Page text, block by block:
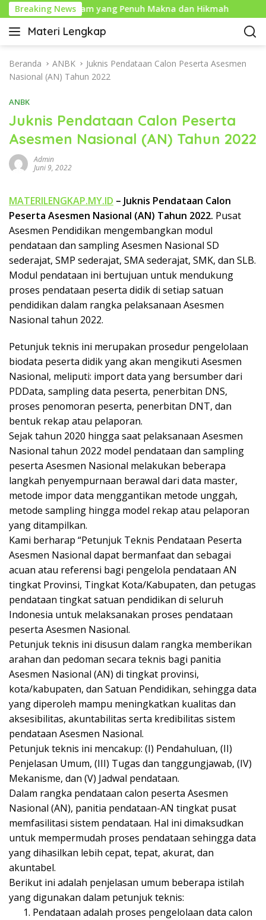
a
Breaking News
Baru Islam yang Penuh Makna dan Hikmah
Materi Lengkap
I
f
o
e
n
d
i
i
n
L
e
n
g
k
a
p
Beranda ANBK
Juknis Pendataan Calon Peserta Asesmen
Nasional (AN) Tahun 2022
ANBK
Juknis Pendataan Calon Peserta
Asesmen Nasional (AN) Tahun 2022
Admin
Juni 9, 2022
MATERILENGKAP.MY.ID – Juknis Pendataan Calon
Peserta Asesmen Nasional (AN) Tahun 2022. Pusat
Asesmen Pendidikan mengembangkan modul
pendataan dan sampling Asesmen Nasional SD
sederajat, SMP sederajat, SMA sederajat, SMK, dan SLB.
Modul pendataan ini bertujuan untuk mendukung
proses pendataan peserta didik di setiap satuan
pendidikan dalam rangka pelaksanaan Asesmen
Nasional tahun 2022.
Petunjuk teknis ini merupakan prosedur pengelolaan
biodata peserta didik yang akan mengikuti Asesmen
Nasional, meliputi: import data yang bersumber dari
PDData, sampling data peserta, penerbitan DNS,
proses penomoran peserta, penerbitan DNT, dan
bentuk rekap atau pelaporan.
Sejak tahun 2020 hingga saat pelaksanaan Asesmen
Nasional tahun 2022 model pendataan dan sampling
peserta Asesmen Nasional melakukan beberapa
langkah penyempurnaan berawal dari data master,
metode impor data menggantikan metode unggah,
metode sampling hingga model rekap atau pelaporan
yang ditampilkan.
Kami berharap “Petunjuk Teknis Pendataan Peserta
Asesmen Nasional dapat bermanfaat dan sebagai
acuan atau referensi bagi pengelola pendataan AN
tingkat Provinsi, Tingkat Kota/Kabupaten, dan petugas
pendataan tingkat satuan pendidikan di seluruh
Indonesia untuk melaksanakan proses pendataan
peserta Asesmen Nasional.
Petunjuk teknis ini disusun dalam rangka memberikan
arahan dan pedoman secara teknis bagi panitia
Asesmen Nasional (AN) di tingkat provinsi,
kota/kabupaten, dan Satuan Pendidikan, sehingga data
yang diperoleh mampu meningkatkan kualitas dan
aksesibilitas, akuntabilitas serta kredibilitas sistem
pendataan Asesmen Nasional.
Petunjuk teknis ini mencakup: (I) Pendahuluan, (II)
Penjelasan Umum, (III) Tugas dan tanggungjawab, (IV)
Mekanisme, dan (V) Jadwal pendataan.
Dalam rangka pendataan calon peserta Asesmen
Nasional (AN), panitia pendataan-AN tingkat pusat
memfasilitasi sistem pendataan. Hal ini dimaksudkan
untuk mempermudah proses pendataan sehingga data
yang dihasilkan lebih cepat, tepat, akurat, dan
akuntabel.
Berikut ini adalah penjelasan umum beberapa istilah
yang digunakan dalam petunjuk teknis:
Pendataan adalah proses pengelolaan data calon